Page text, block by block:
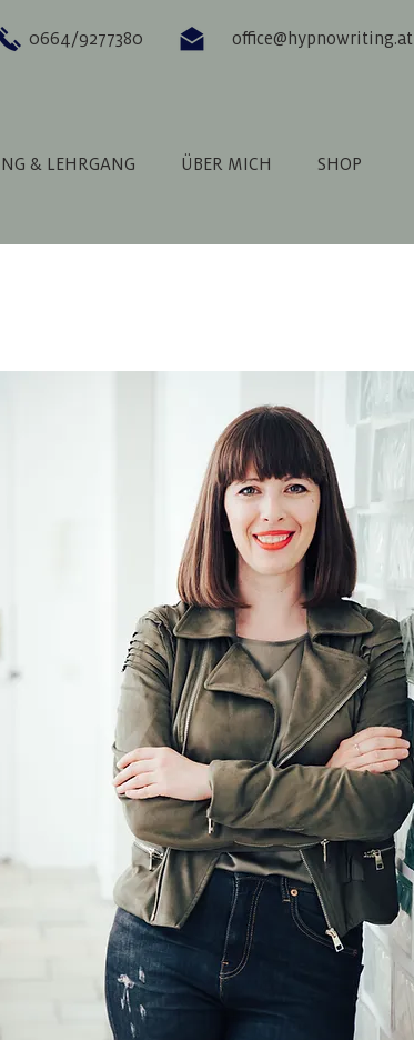
0664/9277380 office@hypnowriting.at
& LEHRGANG ÜBER MICH SHOP